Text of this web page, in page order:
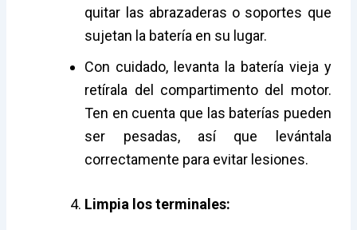
quitar las abrazaderas o soportes que
sujetan la batería en su lugar.
Con cuidado, levanta la batería vieja y
retírala del compartimento del motor.
Ten en cuenta que las baterías pueden
ser pesadas, así que levántala
correctamente para evitar lesiones.
Limpia los terminales: